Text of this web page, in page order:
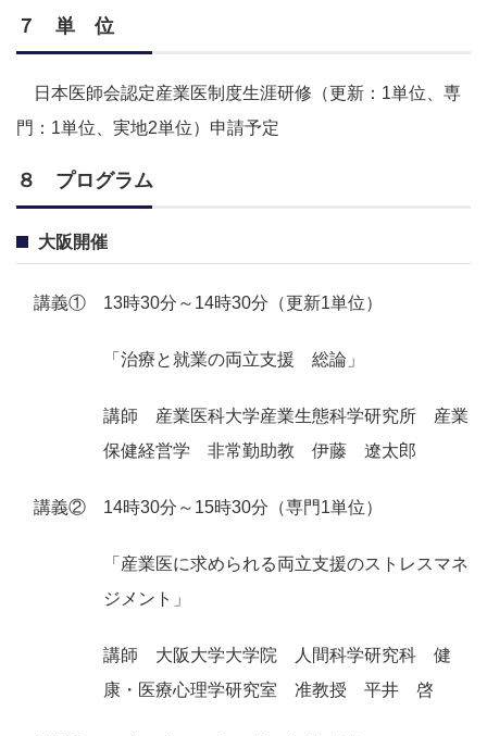
７ 単 位
日本医師会認定産業医制度生涯研修（更新：1単位、専
門：1単位、実地2単位）申請予定
８ プログラム
大阪開催
講義① 13時30分～14時30分（更新1単位）
「治療と就業の両立支援 総論」
講師 産業医科大学産業生態科学研究所 産業
保健経営学 非常勤助教 伊藤 遼太郎
講義② 14時30分～15時30分（専門1単位）
「産業医に求められる両立支援のストレスマネ
ジメント」
講師 大阪大学大学院 人間科学研究科 健
康・医療心理学研究室 准教授 平井 啓